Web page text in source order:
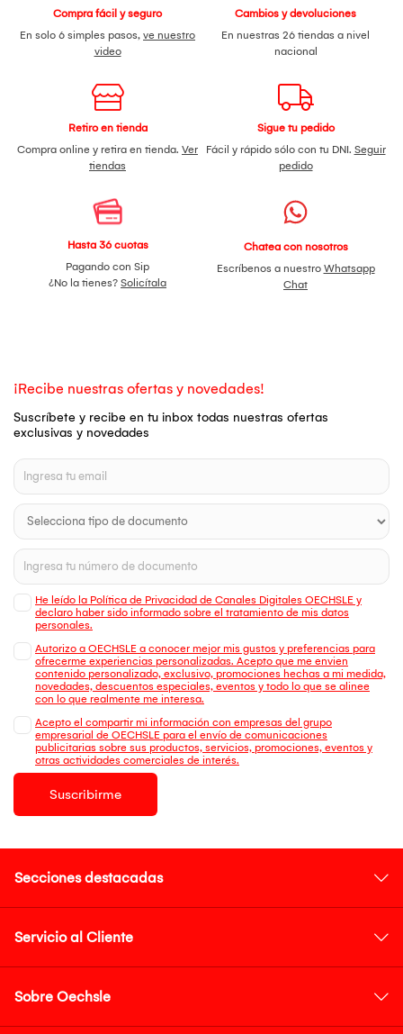
Compra fácil y seguro
En solo 6 simples pasos, ve nuestro
video
Cambios y devoluciones
En nuestras 26 tiendas a nivel
nacional
Retiro en tienda
Compra online y retira en tienda. Ver
tiendas
Sigue tu pedido
Fácil y rápido sólo con tu DNI. Seguir
pedido
Hasta 36 cuotas
Pagando con Sip
¿No la tienes? Solicítala
Chatea con nosotros
Escríbenos a nuestro Whatsapp
Chat
¡Recibe nuestras ofertas y novedades!
Suscríbete y recibe en tu inbox todas nuestras ofertas
exclusivas y novedades
He leído la Política de Privacidad de Canales Digitales OECHSLE y
declaro haber sido informado sobre el tratamiento de mis datos
personales.
Autorizo a OECHSLE a conocer mejor mis gustos y preferencias para
ofrecerme experiencias personalizadas. Acepto que me envien
contenido personalizado, exclusivo, promociones hechas a mi medida,
novedades, descuentos especiales, eventos y todo lo que se alinee
con lo que realmente me interesa.
Acepto el compartir mi información con empresas del grupo
empresarial de OECHSLE para el envío de comunicaciones
publicitarias sobre sus productos, servicios, promociones, eventos y
otras actividades comerciales de interés.
Suscribirme
Secciones destacadas
Servicio al Cliente
Sobre Oechsle